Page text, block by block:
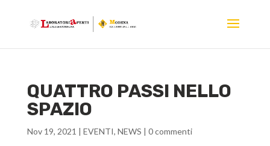
QUATTRO PASSI NELLO
SPAZIO
Nov 19, 2021 | EVENTI, NEWS | 0 commenti